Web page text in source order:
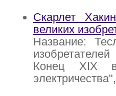
Скарлет
великих
Название:
Конец XIX